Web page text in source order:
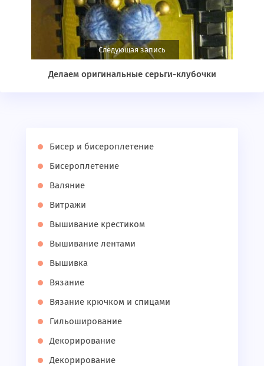
Следующая запись
Делаем оригинальные серьги-клубочки
Бисер и бисероплетение
Бисероплетение
Валяние
Витражи
Вышивание крестиком
Вышивание лентами
Вышивка
Вязание
Вязание крючком и спицами
Гильоширование
Декорирование
Декорирование